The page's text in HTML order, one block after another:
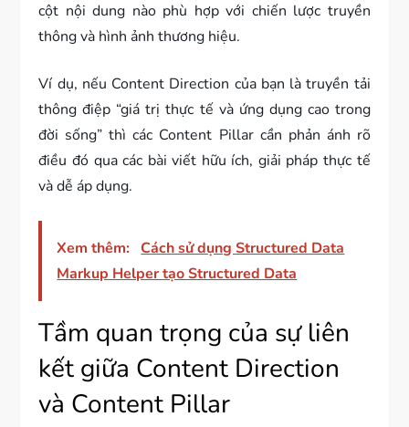
cột nội dung nào phù hợp với chiến lược truyền
thông và hình ảnh thương hiệu.
Ví dụ, nếu Content Direction của bạn là truyền tải
thông điệp “giá trị thực tế và ứng dụng cao trong
đời sống” thì các Content Pillar cần phản ánh rõ
điều đó qua các bài viết hữu ích, giải pháp thực tế
và dễ áp dụng.
Xem thêm: Cách sử dụng Structured Data
Markup Helper tạo Structured Data
Tầm quan trọng của sự liên
kết giữa Content Direction
và Content Pillar